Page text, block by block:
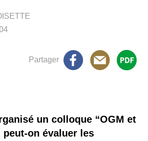
Partager
un colloque “OGM et
on évaluer les